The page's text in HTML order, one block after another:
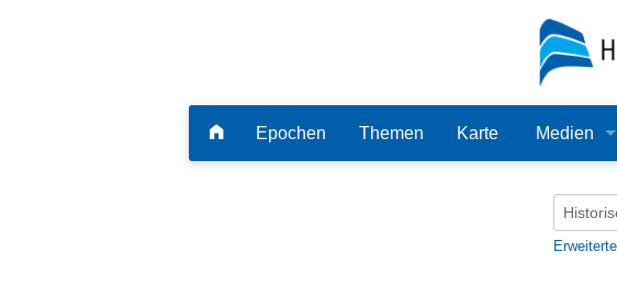
Epochen Themen Karte Medien
Audio